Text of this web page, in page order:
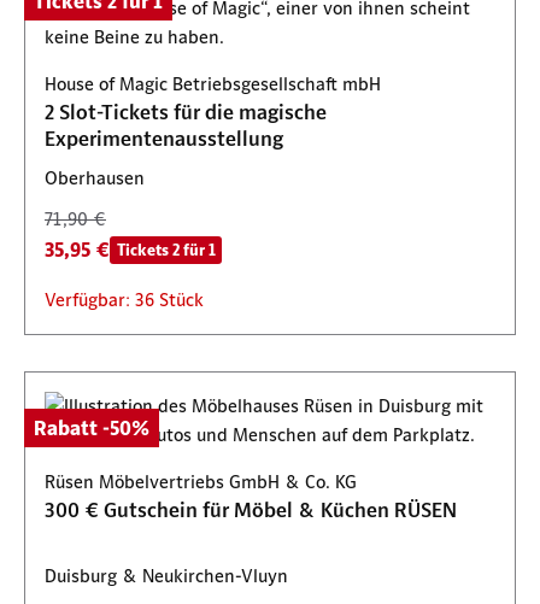
House of Magic Betriebsgesellschaft mbH
2 Slot-Tickets für die magische
Experimentenausstellung
Oberhausen
71,90 €
35,95 € Tickets 2 für 1
Verfügbar: 36 Stück
Rabatt -50%
Rüsen Möbelvertriebs GmbH & Co. KG
300 € Gutschein für Möbel & Küchen RÜSEN
Duisburg & Neukirchen-Vluyn